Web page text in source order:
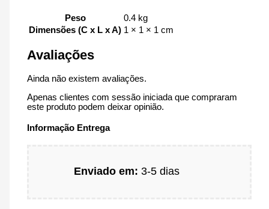
Peso
0.4 kg
Dimensões (C x L x A) 1 × 1 × 1 cm
Avaliações
Ainda não existem avaliações.
Apenas clientes com sessão iniciada que compraram
este produto podem deixar opinião.
Informação Entrega
Enviado em: 3-5 dias